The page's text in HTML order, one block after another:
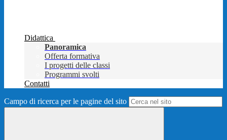
Didattica
Panoramica
Offerta formativa
I progetti delle classi
Programmi svolti
Contatti
Campo di ricerca per le pagine del sito